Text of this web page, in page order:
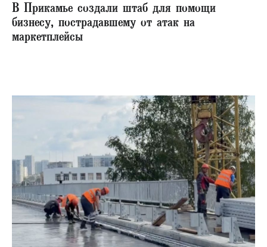
В Прикамье создали штаб для помощи
бизнесу, пострадавшему от атак на
маркетплейсы